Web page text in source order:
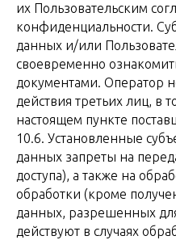
их Пользовательским
конфиденциальности.
данных и/или
своевременно
документами. Оператор
действия третьих лиц, в
настоящем пункте
10.6. Установленные
данных запреты на
доступа), а также на
обработки (кроме
данных, разрешенных
действуют в случаях